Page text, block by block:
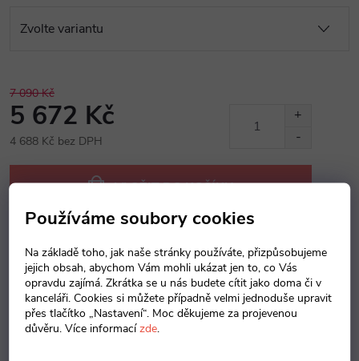
Používáme soubory cookies
Na základě toho, jak naše stránky používáte, přizpůsobujeme
jejich obsah, abychom Vám mohli ukázat jen to, co Vás
opravdu zajímá. Zkrátka se u nás budete cítit jako doma či v
kanceláři. Cookies si můžete případně velmi jednoduše upravit
přes tlačítko „Nastavení“. Moc děkujeme za projevenou
důvěru. Více informacízde.
7 090 Kč
5 672 Kč
4 688 Kč bez DPH
VLOŽIT DO KOŠÍKU
Dotaz k produktu Hlídací pes Sdílet
Popis produktu